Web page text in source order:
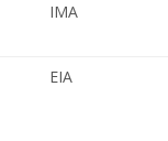
IMA
EIA